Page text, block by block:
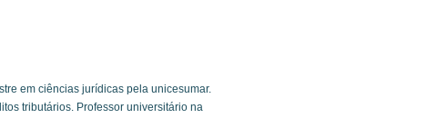
em ciências jurídicas pela unicesumar.
tributários. Professor universitário na